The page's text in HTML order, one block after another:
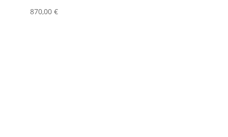
870,00 €